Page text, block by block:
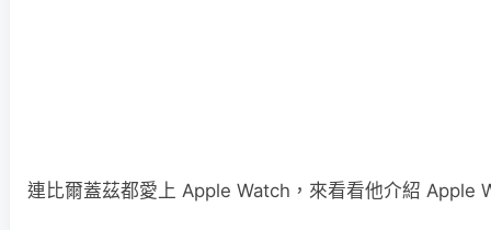
連比爾蓋茲都愛上 Apple Watch，來看看他介紹 Apple